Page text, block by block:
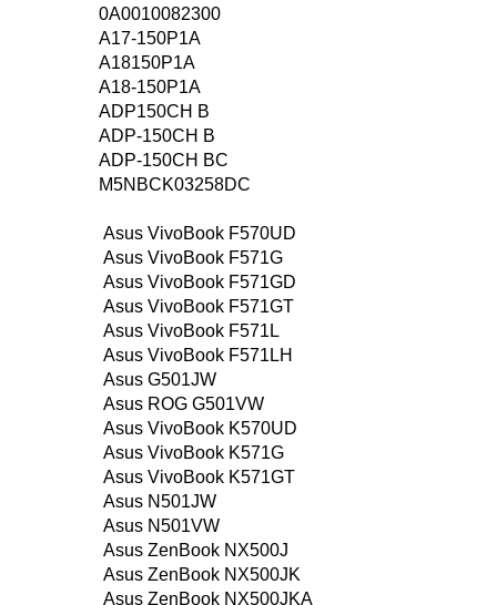
0A0010082300
A17-150P1A
A18150P1A
A18-150P1A
ADP150CH B
ADP-150CH B
ADP-150CH BC
M5NBCK03258DC
Asus VivoBook F570UD
Asus VivoBook F571G
Asus VivoBook F571GD
Asus VivoBook F571GT
Asus VivoBook F571L
Asus VivoBook F571LH
Asus G501JW
Asus ROG G501VW
Asus VivoBook K570UD
Asus VivoBook K571G
Asus VivoBook K571GT
Asus N501JW
Asus N501VW
Asus ZenBook NX500J
Asus ZenBook NX500JK
Asus ZenBook NX500JKA